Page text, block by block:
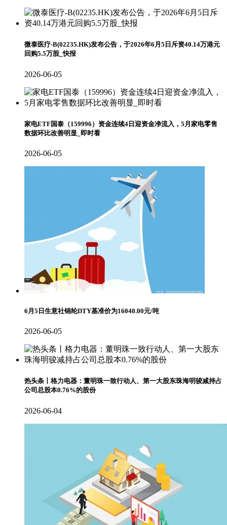
微泰医疗-B(02235.HK)发布公告，于2026年6月5日斥资40.14万港元
回购5.5万股_快报
2026-06-05
家电ETF国泰（159996）资金连续4日迎资金净流入，5月家电零售
数据环比改善明显_即时看
2026-06-05
6月5日生意社锦纶DTY基准价为16040.00元/吨
2026-06-05
热头条丨格力电器：董明珠一致行动人、第一大股东珠海明骏减持占
公司总股本0.76%的股份
2026-06-04